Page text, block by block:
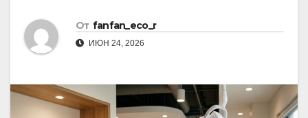
От fanfan_eco_r
ИЮН 24, 2026